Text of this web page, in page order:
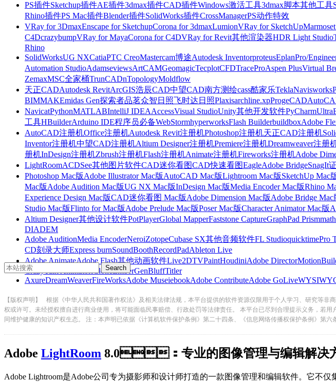
PS插件Sketchup插件AE插件3dmax插件CAD插件Windows激活工具3dmax脚本其他工具
Rhino插件PS Mac插件Blender插件SolidWorks插件CrossManagerPS动作特效
VRay for 3DmaxEnscape for SketchupCorona for 3dmaxLumionVRay for SketchUp
C4DcrazybumpVRay for MayaCorona for C4DVRay for Revit其他渲染器HDR Light Studio
Rhino
SolidWorksUG NXCatiaPTC CreoMastercam博途Autodesk InventorproteusEplanPro/
Automation StudioAdamseviewsArtCAMGeomagicTecplotCFDTraceProAspen PlusVirtual
ZemaxMSC全家桶TrunCADnTopologyMoldflow
天正CADAutodesk RevitArcGIS浩辰CAD中望CAD南方测绘cass酷家乐TeklaNavisworks
BIMMAKEmidas Gen探索者品茗众智日照飞时达日照Plaxisarchline.xpProgeCAD
NavicatPythonMATLABIntelliJ IDEAAccessVisual StudioUnity其他开发软件PyCharm
工具HBuilderArduino IDE程序员必备WebStormhyperworksFlash BuilderbuildboxAdobe
AutoCAD注册机Office注册机Autodesk Revit注册机Photoshop注册机天正CAD注册机
Inventor注册机中望CAD注册机Altium Designer注册机Premiere注册机Dreamweaver注册
册机InDesign注册机Zbrush注册机Flash注册机Animate注册机Fireworks注册机Adobe
LightRoomACDSee其他图片软件CAD迷你看图CAD快速看图EagleAdobe BridgeSnagIt
Photoshop Mac版Adobe Illustrator Mac版AutoCAD Mac版Lightroom Mac版SketchUp Mac
Mac版Adobe Audition Mac版UG NX Mac版InDesign Mac版Media Encoder Mac版Rhino
Experience Design Mac版CAD迷你看图 Mac版Adobe Dimension Mac版Adobe Bridge Mac
Studio Mac版Flinto for Mac版Adobe Prelude Mac版Poser Mac版Character Animator Mac版
Altium Designer其他设计软件PotPlayerGlobal MapperFaststone CaptureGraphPad Prism
DIADEM
Adobe AuditionMedia EncoderNeroiZotopeCubase SX其他音频软件FL StudioquicktimePro
CD刻录大师Express burnSoundBoothRecordPadAbleton Live
Adobe AnimateAdobe Flash其他动画软件Live2DTVPaintHoudiniAdobe Director
CrazyTalk AnimatoriCloneEmberGenBluffTitler
AxureDreamWeaverFireWorksAdobe MuseiebookAdobe ContributeAdobe GoLive
【版权声明】
根据《中华人民共和国著作权法》及相关法律法规，本平台提供的软件资源仅限用于个人学习、研究等
权或许可。未经授权擅自进行商业使用，将可能面临民事赔偿、行政处罚等法律责任。 本平台已尽到合理提示义务，若
同维护健康的知识产权生态。 注：本声明已依据《计算机软件保护条例》第二十四条、《信息网络传播权保护条例》第六
Adobe LightRoom 8.0：专业的图像管理与编辑解决
Adobe Lightroom是Adobe公司专为摄影师和设计师打造的一款图像管理和编辑软件。它不仅